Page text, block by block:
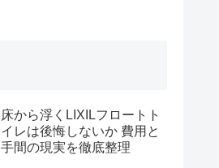
床から浮くLIXILフロートト
イレは後悔しないか 費用と
手間の現実を徹底整理